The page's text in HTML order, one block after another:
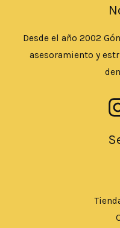
Desde el año 2002
asesoramiento y